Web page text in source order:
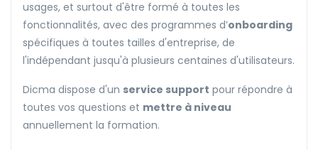
usages, et surtout d'être formé à toutes les
fonctionnalités, avec des programmes d’onboarding
spécifiques à toutes tailles d'entreprise, de
l'indépendant jusqu'à plusieurs centaines d'utilisateurs.
Dicma dispose d'un service support pour répondre à
toutes vos questions et mettre à niveau
annuellement la formation.